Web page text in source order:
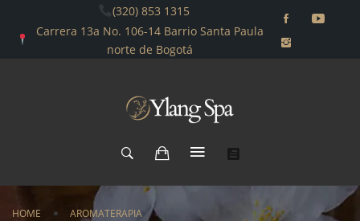
(320) 853 1315
Carrera 13a No. 106-14 Barrio Santa Paula
norte de Bogotá
HOME AROMATERAPIA